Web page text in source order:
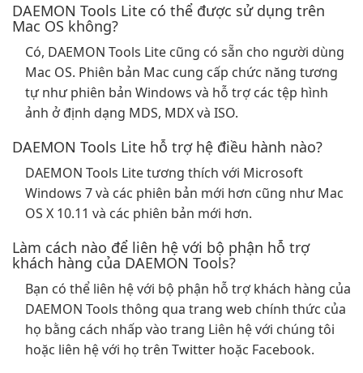
DAEMON Tools Lite có thể được sử dụng trên
Mac OS không?
Có, DAEMON Tools Lite cũng có sẵn cho người dùng
Mac OS. Phiên bản Mac cung cấp chức năng tương
tự như phiên bản Windows và hỗ trợ các tệp hình
ảnh ở định dạng MDS, MDX và ISO.
DAEMON Tools Lite hỗ trợ hệ điều hành nào?
DAEMON Tools Lite tương thích với Microsoft
Windows 7 và các phiên bản mới hơn cũng như Mac
OS X 10.11 và các phiên bản mới hơn.
Làm cách nào để liên hệ với bộ phận hỗ trợ
khách hàng của DAEMON Tools?
Bạn có thể liên hệ với bộ phận hỗ trợ khách hàng của
DAEMON Tools thông qua trang web chính thức của
họ bằng cách nhấp vào trang Liên hệ với chúng tôi
hoặc liên hệ với họ trên Twitter hoặc Facebook.